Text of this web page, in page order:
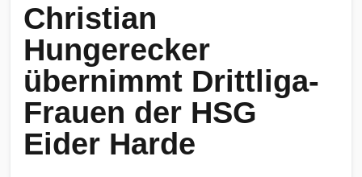
Christian
Hungerecker
übernimmt Drittliga-
Frauen der HSG
Eider Harde